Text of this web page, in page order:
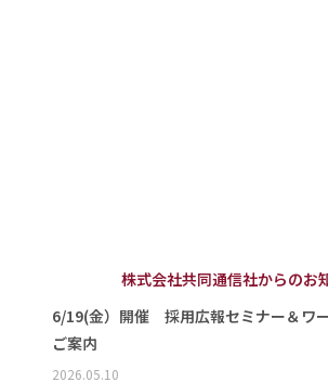
株式会社共同通信社からのお
6/19(金）開催 採用広報セミナー＆ワ
ご案内
2026.05.10